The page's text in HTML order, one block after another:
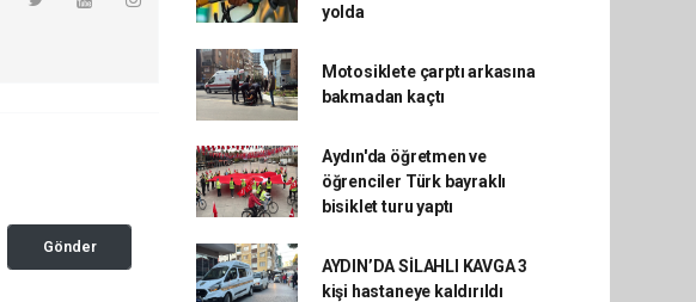
Gönder
yolda
Motosiklete çarptı arkasına
bakmadan kaçtı
Aydın'da öğretmen ve
öğrenciler Türk bayraklı
bisiklet turu yaptı
AYDIN’DA SİLAHLI KAVGA 3
kişi hastaneye kaldırıldı